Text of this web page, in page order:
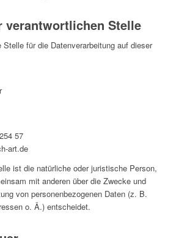
verantwortlichen Stelle
Stelle für die Datenverarbeitung auf dieser
57
art.de
ist die natürliche oder juristische Person,
mit anderen über die Zwecke und
von personenbezogenen Daten (z. B.
o. Ä.) entscheidet.